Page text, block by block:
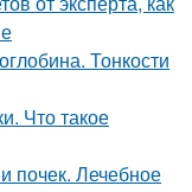
Тонкости
Что такое
почек. Лечебное